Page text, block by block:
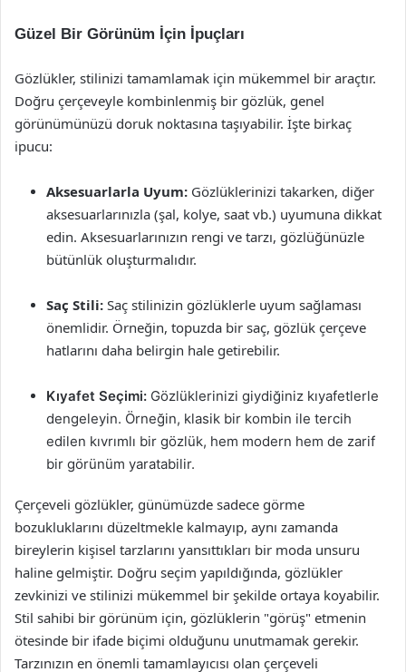
Güzel Bir Görünüm İçin İpuçları
Gözlükler, stilinizi tamamlamak için mükemmel bir araçtır.
Doğru çerçeveyle kombinlenmiş bir gözlük, genel
görünümünüzü doruk noktasına taşıyabilir. İşte birkaç
ipucu:
Aksesuarlarla Uyum: Gözlüklerinizi takarken, diğer
aksesuarlarınızla (şal, kolye, saat vb.) uyumuna dikkat
edin. Aksesuarlarınızın rengi ve tarzı, gözlüğünüzle
bütünlük oluşturmalıdır.
Saç Stili: Saç stilinizin gözlüklerle uyum sağlaması
önemlidir. Örneğin, topuzda bir saç, gözlük çerçeve
hatlarını daha belirgin hale getirebilir.
Kıyafet Seçimi: Gözlüklerinizi giydiğiniz kıyafetlerle
dengeleyin. Örneğin, klasik bir kombin ile tercih
edilen kıvrımlı bir gözlük, hem modern hem de zarif
bir görünüm yaratabilir.
Çerçeveli gözlükler, günümüzde sadece görme
bozukluklarını düzeltmekle kalmayıp, aynı zamanda
bireylerin kişisel tarzlarını yansıttıkları bir moda unsuru
haline gelmiştir. Doğru seçim yapıldığında, gözlükler
zevkinizi ve stilinizi mükemmel bir şekilde ortaya koyabilir.
Stil sahibi bir görünüm için, gözlüklerin "görüş" etmenin
ötesinde bir ifade biçimi olduğunu unutmamak gerekir.
Tarzınızın en önemli tamamlayıcısı olan çerçeveli